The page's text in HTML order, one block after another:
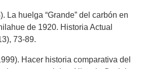
La huelga “Grande” del carbón en
de 1920. Historia Actual
73-89.
Hacer historia comparativa del